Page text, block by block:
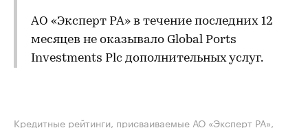
АО «Эксперт РА» в течение последних 12
месяцев не оказывало Global Ports
Investments Plc дополнительных услуг.
Кредитные рейтинги, присваиваемые АО «Эксперт РА»,